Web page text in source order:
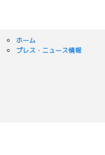
ホーム
プレス・ニュース情報